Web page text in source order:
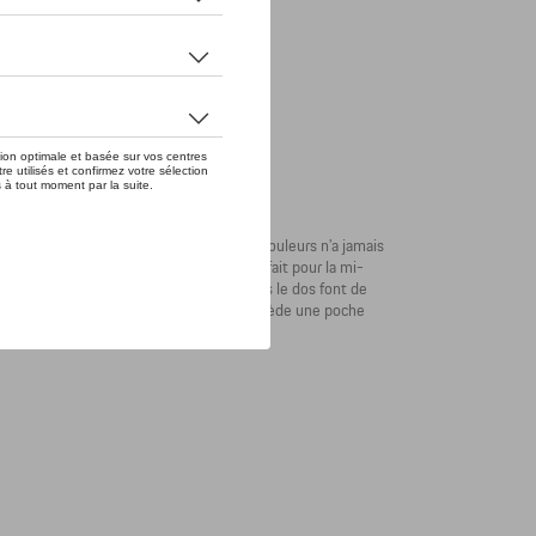
loin des circuits. Porter haut ses couleurs n’a jamais
légèrement matelassé, ce gilet est parfait pour la mi-
et l’imprimé à rayures rouges dans le dos font de
par glissière sur le devant, il possède une poche